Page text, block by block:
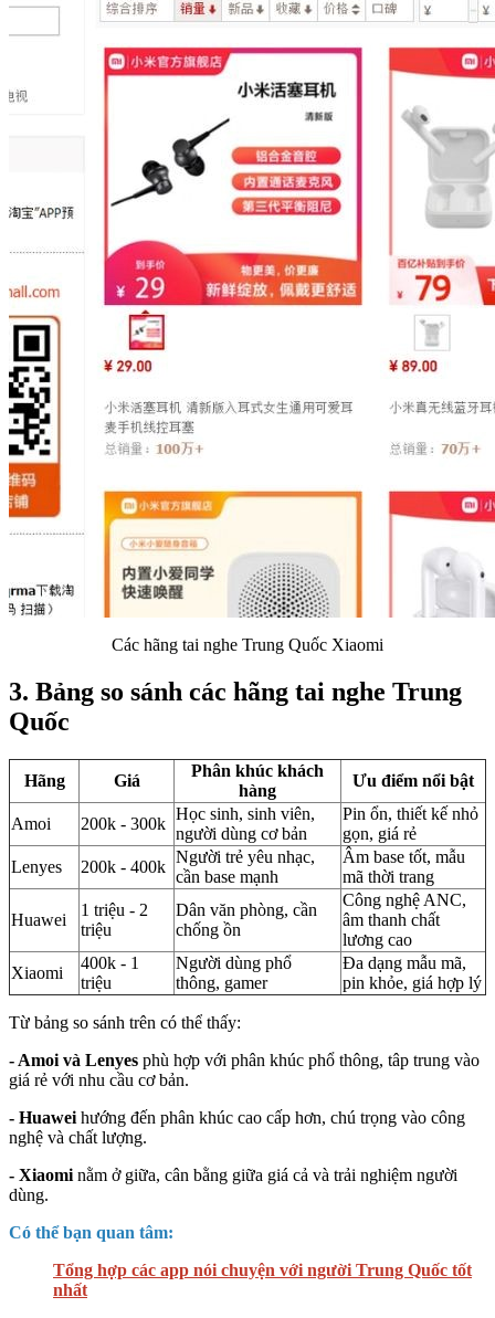
Các hãng tai nghe Trung Quốc Xiaomi
3. Bảng so sánh các hãng tai nghe Trung
Quốc
Hãng Giá
Phân khúc khách
hàng
Ưu điểm nổi bật
Amoi 200k - 300k
Học sinh, sinh viên,
người dùng cơ bản
Pin ổn, thiết kế nhỏ
gọn, giá rẻ
Lenyes
200k - 400k
Người trẻ yêu nhạc,
cần base mạnh
Âm base tốt, mẫu
mã thời trang
Huawei
1 triệu - 2
triệu
Dân văn phòng, cần
chống ồn
Công nghệ ANC,
âm thanh chất
lương cao
Xiaomi
400k - 1
triệu
Người dùng phổ
thông, gamer
Đa dạng mẫu mã,
pin khỏe, giá hợp lý
Từ bảng so sánh trên có thể thấy:
- Amoi và Lenyes phù hợp với phân khúc phổ thông, tâp trung vào
giá rẻ với nhu cầu cơ bản.
- Huawei hướng đến phân khúc cao cấp hơn, chú trọng vào công
nghệ và chất lượng.
- Xiaomi nằm ở giữa, cân bằng giữa giá cả và trải nghiệm người
dùng.
Có thể bạn quan tâm:
Tổng hợp các app nói chuyện với người Trung Quốc tốt
nhất